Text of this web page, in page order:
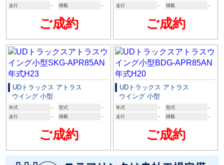
走行
- 積載 -
ご成約
走行
- 積載 -
ご成約
UDトラックス アトラス
ウイング 小型
年式 - 型式
-
走行
- 積載 -
ご成約
UDトラックス アトラス
ウイング 小型
年式 - 型式
-
走行
- 積載 -
ご成約